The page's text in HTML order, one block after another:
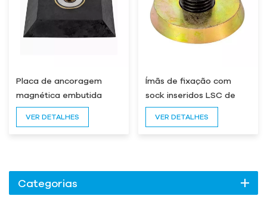
Placa de ancoragem
magnética embutida
VER DETALHES
Ímãs de fixação com
sock inseridos LSC de
boa qualidade Ímã de
VER DETALHES
Categorias